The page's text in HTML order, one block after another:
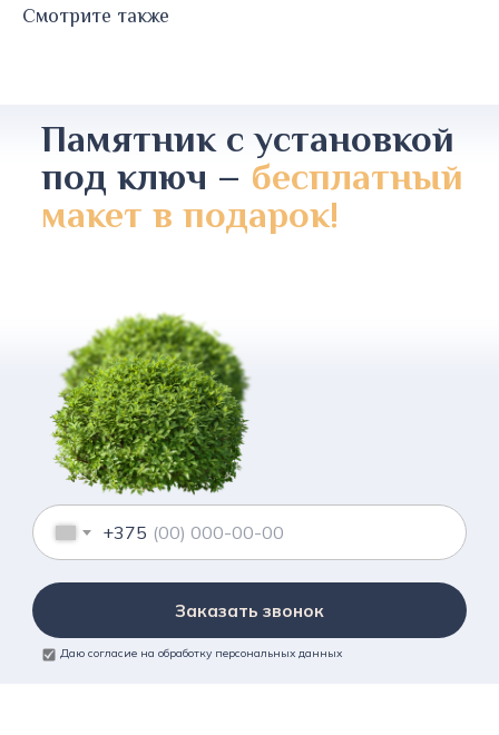
Смотрите также
Памятник с установкой
под ключ – бесплатный
макет в подарок!
+375
Заказать звонок
Даю согласие на обработку персональных данных